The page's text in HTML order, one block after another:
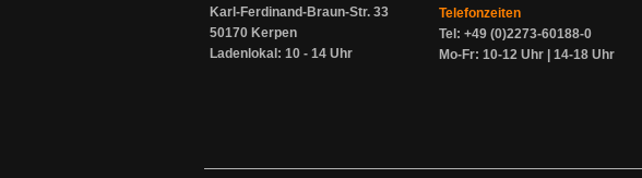
Karl-Ferdinand-Braun-Str. 33
50170 Kerpen
Ladenlokal: 10 - 14 Uhr
Telefonzeiten
Tel: +49 (0)2273-60188-0
Mo-Fr: 10-12 Uhr | 14-18 Uhr